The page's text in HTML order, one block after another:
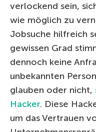
verlockend sein,
wie möglich zu
Jobsuche hilfreich
gewissen Grad
dennoch keine
unbekannten
glauben oder nicht,
Hacker. Diese
um das Vertrauen